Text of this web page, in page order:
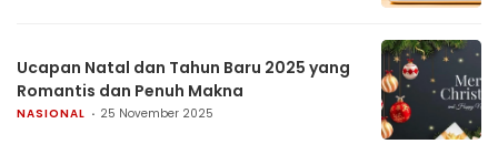
Ucapan Natal dan Tahun Baru 2025 yang
Romantis dan Penuh Makna
NASIONAL 25 November 2025